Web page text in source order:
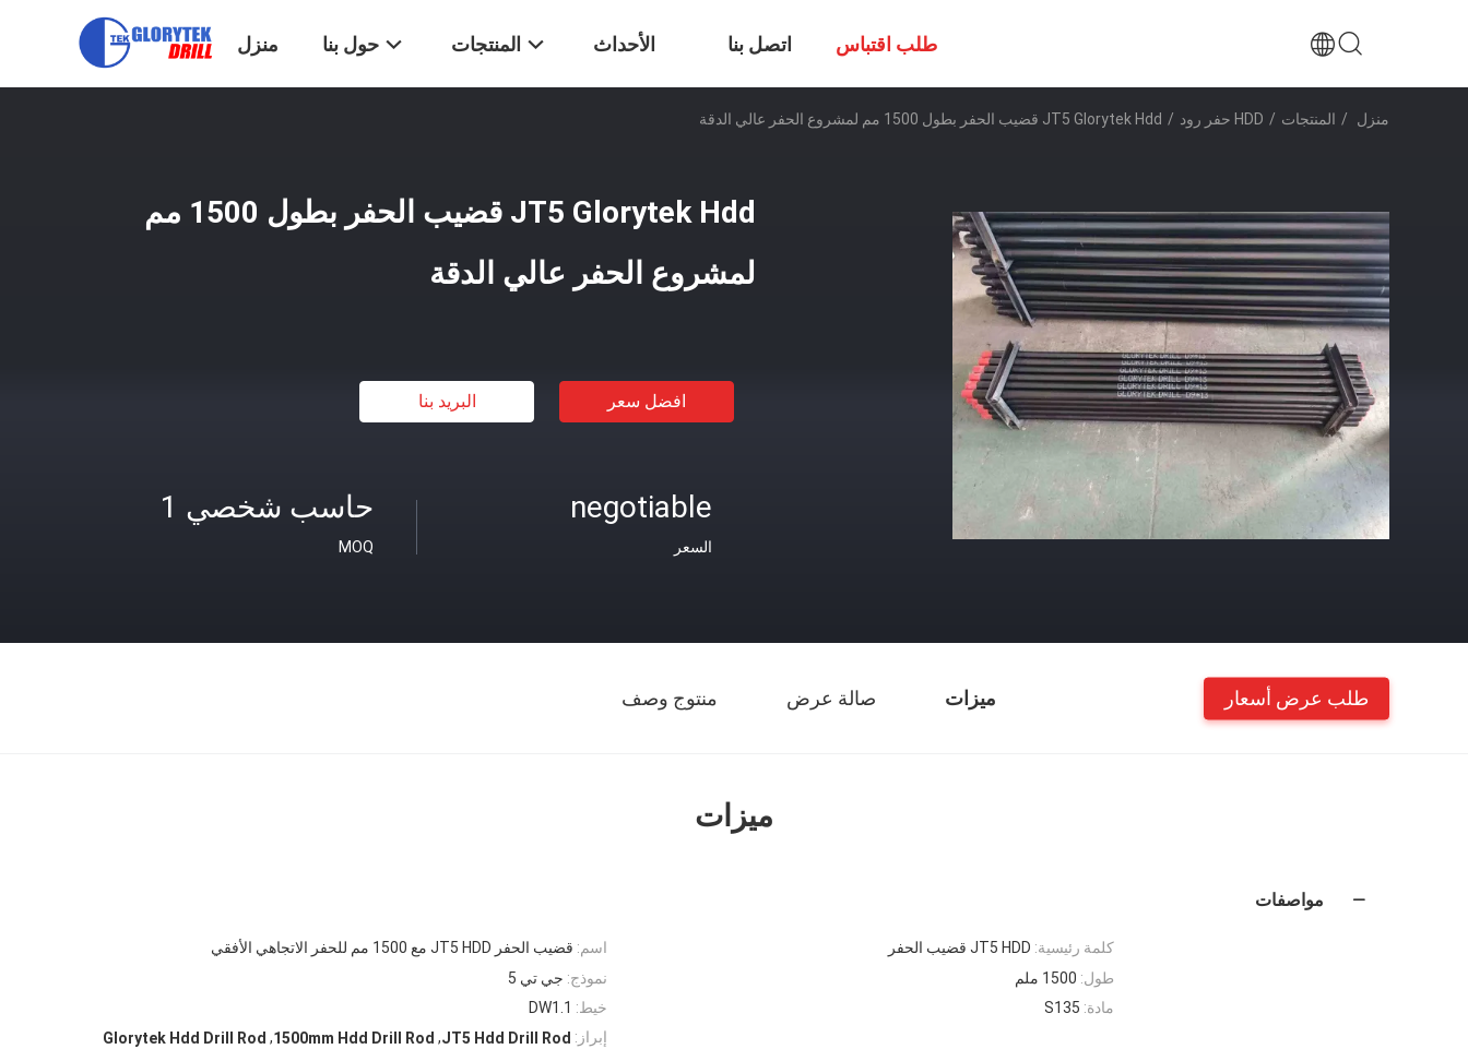
منزل حول بنا المنتجات الأحداث اتصل بنا طلب اقتباس
منزل / المنتجات / HDD حفر رود / JT5 Glorytek Hdd قضيب الحفر بطول 1500 مم لمشروع الحفر عالي الدقة
JT5 Glorytek Hdd قضيب الحفر بطول 1500 مم
لمشروع الحفر عالي الدقة
افضل سعر البريد بنا
حاسب شخصي 1
MOQ
negotiable
السعر
ميزات صالة عرض منتوج وصف طلب عرض أسعار
ميزات
مواصفات
اسم: قضيب الحفر JT5 HDD مع 1500 مم للحفر الاتجاهي الأفقي كلمة رئيسية: JT5 HDD قضيب الحفر
نموذج: جي تي 5 طول: 1500 ملم
خيط: DW1.1 مادة: S135
إبراز: JT5 Hdd Drill Rod
,
1500mm Hdd Drill Rod
,
Glorytek Hdd Drill Rod